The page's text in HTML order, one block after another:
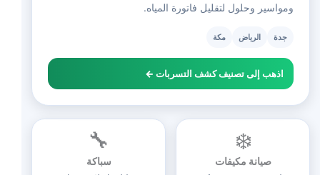
ومواسير وحلول لتقليل فاتورة المياه.
جدة الرياض مكة
اذهب إلى تصنيف كشف التسربات ←
❄️
صيانة مكيفات
🔧
سباكة